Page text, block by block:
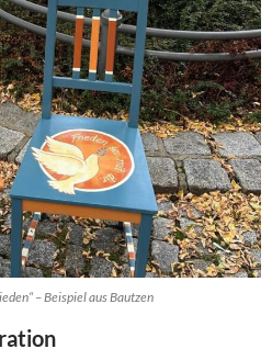
– Beispiel aus Bautzen